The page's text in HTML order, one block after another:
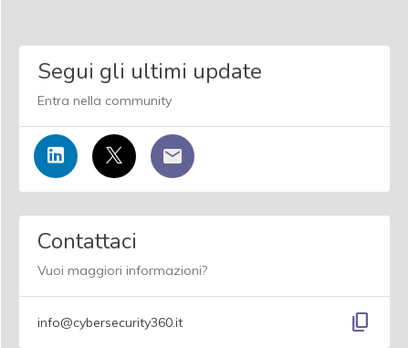
Segui gli ultimi update
Entra nella community
Contattaci
Vuoi maggiori informazioni?
info@cybersecurity360.it content_copy